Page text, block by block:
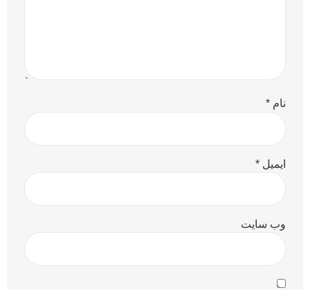
نام *
ایمیل *
وب‌ سایت